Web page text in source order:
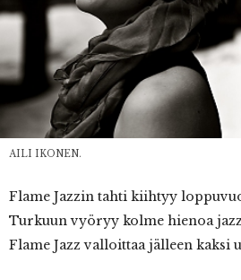
AILI IKONEN.
Flame Jazzin tahti kiihtyy
Turkuun vyöryy kolme hienoa
Flame Jazz valloittaa jälleen kaksi